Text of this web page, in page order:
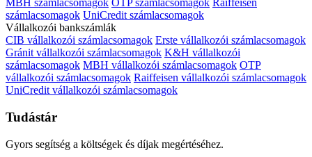
MBH számlacsomagok OTP számlacsomagok Raiffeisen
számlacsomagok UniCredit számlacsomagok
Vállalkozói bankszámlák
CIB vállalkozói számlacsomagok Erste vállalkozói számlacsomagok
Gránit vállalkozói számlacsomagok K&H vállalkozói
számlacsomagok MBH vállalkozói számlacsomagok OTP
vállalkozói számlacsomagok Raiffeisen vállalkozói számlacsomagok
UniCredit vállalkozói számlacsomagok
Tudástár
Gyors segítség a költségek és díjak megértéséhez.